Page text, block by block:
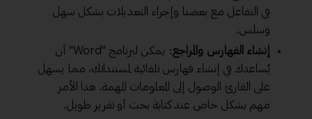
في التفاعل مع بعضنا وإجراء التعديلات بشكل سهل
وسلس.
إنشاء الفهارس والمراجع
: يمكن لبرنامج "Word" أن
يُساعدك في إنشاء فهارس تلقائية لمستنداتك، مما يسهل
على القارئ الوصول إلى المعلومات المهمة. هذا الأمر
مهم بشكل خاص عند كتابة بحث أو تقرير طويل.